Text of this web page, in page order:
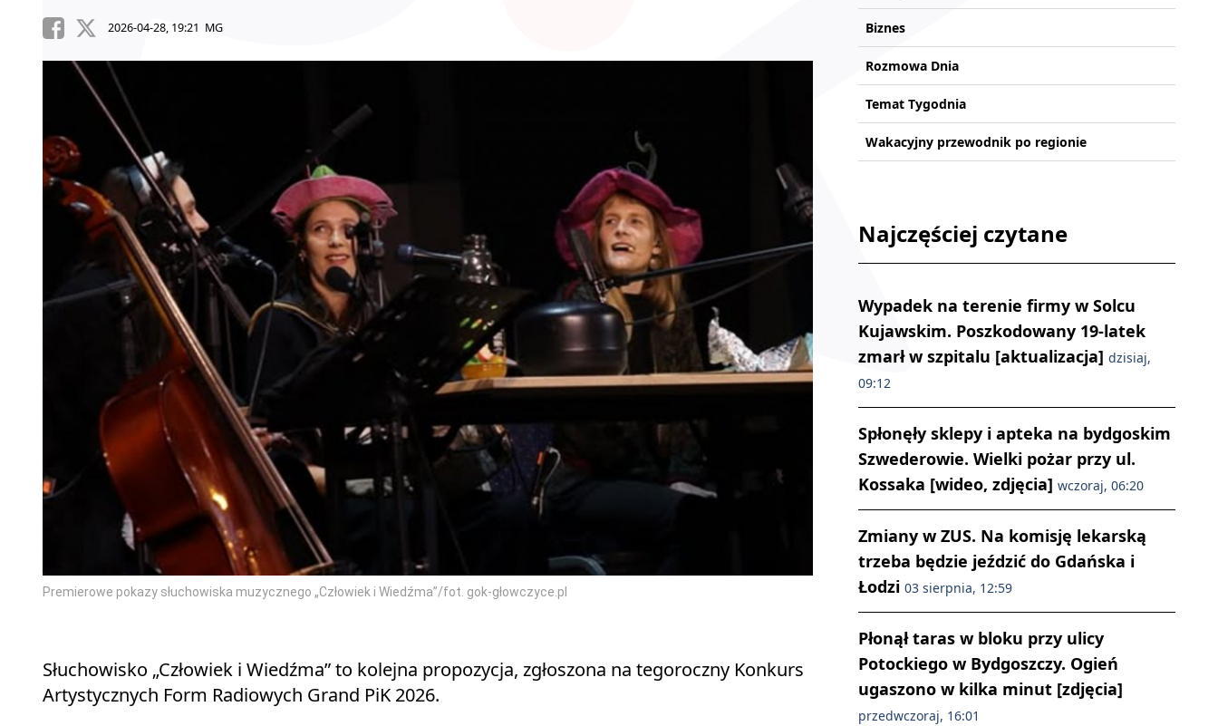
2026-04-28, 19:21 MG
Premierowe pokazy słuchowiska muzycznego „Człowiek i Wiedźma”/fot. gok-głowczyce.pl
Słuchowisko „Człowiek i Wiedźma” to kolejna propozycja, zgłoszona na tegoroczny Konkurs
Artystycznych Form Radiowych Grand PiK 2026.
Biznes
Rozmowa Dnia
Temat Tygodnia
Wakacyjny przewodnik po regionie
Najczęściej czytane
Wypadek na terenie firmy w Solcu
Kujawskim. Poszkodowany 19-latek
zmarł w szpitalu [aktualizacja] dzisiaj,
09:12
Spłonęły sklepy i apteka na bydgoskim
Szwederowie. Wielki pożar przy ul.
Kossaka [wideo, zdjęcia] wczoraj, 06:20
Zmiany w ZUS. Na komisję lekarską
trzeba będzie jeździć do Gdańska i
Łodzi 03 sierpnia, 12:59
Płonął taras w bloku przy ulicy
Potockiego w Bydgoszczy. Ogień
ugaszono w kilka minut [zdjęcia]
przedwczoraj, 16:01